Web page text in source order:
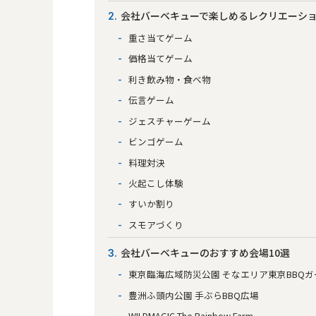
2 会社バーベキューで楽しめるレクリエーシ
重さ当てゲーム
価格当てゲーム
利き飲み物・食べ物
伝言ゲーム
ジェスチャーゲーム
ビンゴゲーム
料理対決
火起こし体験
すいか割り
スモアづくり
3 会社バーベキューのおすすめ会場10選
東京臨海広域防災公園 そなエリア東京BBQ
豊洲ふ頭内公園 手ぶらBBQ広場